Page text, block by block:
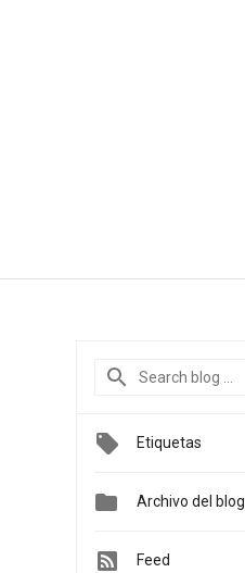
Etiquetas
 Archivo del blog
Feed